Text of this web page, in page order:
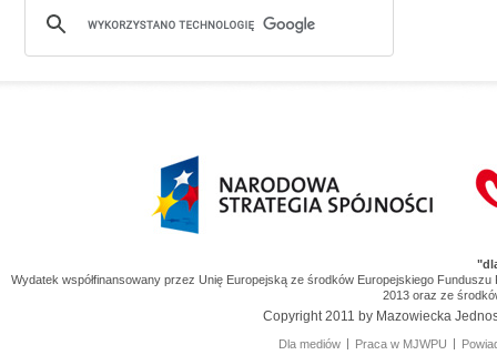
Wydatek współfinansowany przez Unię Europejską ze środków Europejskiego
2013 oraz ze
Copyright 2011 by Mazowiecka
Dla mediów Praca w MJWPU